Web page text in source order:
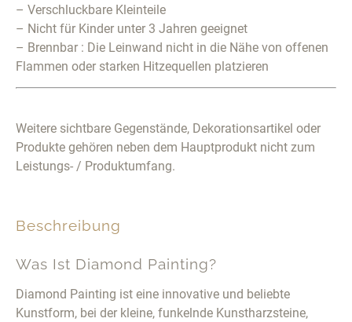
Beschreibung
Was Ist Diamond Painting?
Diamond Painting ist eine innovative und beliebte
Kunstform, bei der kleine, funkelnde Kunstharzsteine,
– Verschluckbare Kleinteile
– Nicht für Kinder unter 3 Jahren geeignet
– Brennbar : Die Leinwand nicht in die Nähe von offenen
Flammen oder starken Hitzequellen platzieren
Weitere sichtbare Gegenstände, Dekorationsartikel oder
Produkte gehören neben dem Hauptprodukt nicht zum
Leistungs- / Produktumfang.